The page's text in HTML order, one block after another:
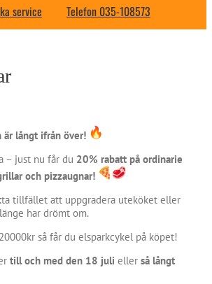
service Telefon 035-108573
är långt ifrån över!
– just nu får du 20% rabatt på ordinarie
och pizzaugnar!
tillfället att uppgradera uteköket eller
har drömt om.
så får du elsparkcykel på köpet!
till och med den 18 juli eller så långt